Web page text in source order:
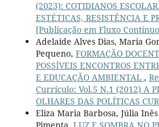
(2023): COTIDIANOS
ESTÉTICAS, RESISTÊNCIA E
[Publicação em Fluxo
Adelaide Alves Dias, Maria
Pequeno, FORMAÇÃO
POSSÍVEIS ENCONTROS
E EDUCAÇÃO AMBIENTAL ,
Currículo: Vol.5 N.1 (2012) A
OLHARES DAS POLÍTICAS
Eliza Maria Barbosa, Júlia